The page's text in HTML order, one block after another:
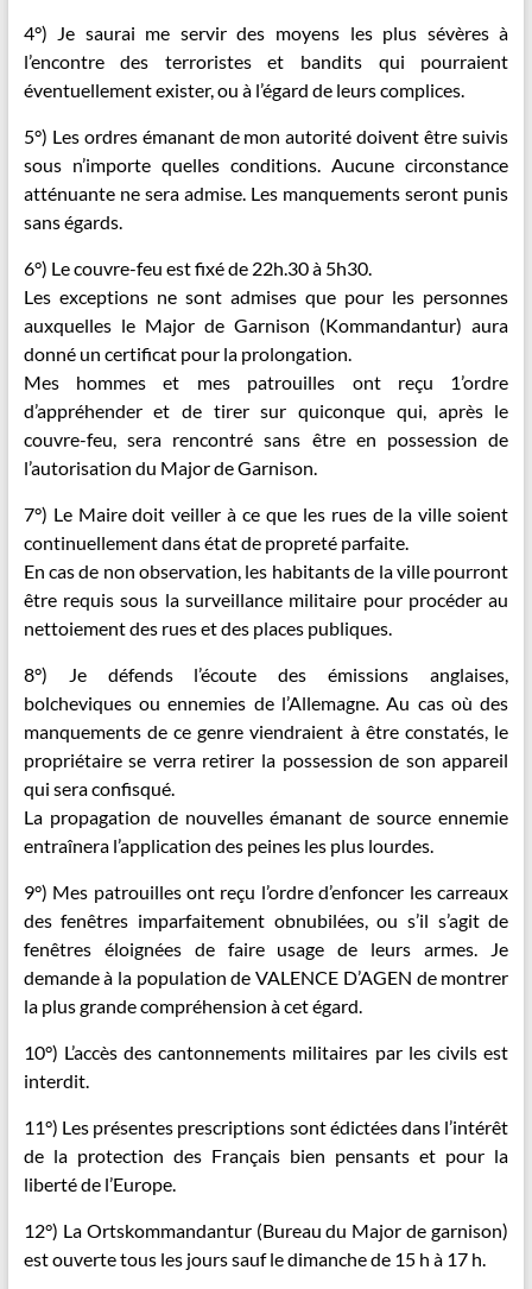
4°) Je saurai me servir des moyens les plus sévères à
l’encontre des terroristes et bandits qui pourraient
éventuellement exister, ou à l’égard de leurs complices.
5°) Les ordres émanant de mon autorité doivent être suivis
sous n’importe quelles conditions. Aucune circonstance
atténuante ne sera admise. Les manquements seront punis
sans égards.
6°) Le couvre-feu est fixé de 22h.30 à 5h30.
Les exceptions ne sont admises que pour les personnes
auxquelles le Major de Garnison (Kommandantur) aura
donné un certificat pour la prolongation.
Mes hommes et mes patrouilles ont reçu 1’ordre
d’appréhender et de tirer sur quiconque qui, après le
couvre-feu, sera rencontré sans être en possession de
l’autorisation du Major de Garnison.
7°) Le Maire doit veiller à ce que les rues de la ville soient
continuellement dans état de propreté parfaite.
En cas de non observation, les habitants de la ville pourront
être requis sous la surveillance militaire pour procéder au
nettoiement des rues et des places publiques.
8°) Je défends l’écoute des émissions anglaises,
bolcheviques ou ennemies de l’Allemagne. Au cas où des
manquements de ce genre viendraient à être constatés, le
propriétaire se verra retirer la possession de son appareil
qui sera confisqué.
La propagation de nouvelles émanant de source ennemie
entraînera l’application des peines les plus lourdes.
9°) Mes patrouilles ont reçu l’ordre d’enfoncer les carreaux
des fenêtres imparfaitement obnubilées, ou s’il s’agit de
fenêtres éloignées de faire usage de leurs armes. Je
demande à la population de VALENCE D’AGEN de montrer
la plus grande compréhension à cet égard.
10°) L’accès des cantonnements militaires par les civils est
interdit.
11°) Les présentes prescriptions sont édictées dans l’intérêt
de la protection des Français bien pensants et pour la
liberté de l’Europe.
12°) La Ortskommandantur (Bureau du Major de garnison)
est ouverte tous les jours sauf le dimanche de 15 h à 17 h.